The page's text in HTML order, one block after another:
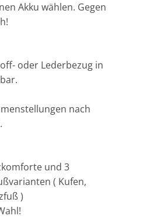
Akku wählen. Gegen
oder Lederbezug in
nach
und 3
( Kufen,
)